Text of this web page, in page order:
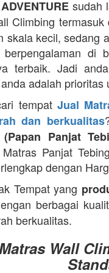
sudah
Climbing termasuk
skala kecil, sedang
di
terbaik. Jadi
adalah prioritas
tempat Jual
dan berkualitas
Panjat
Panjat
dengan
Tempat yang
berbagai
berkualitas.
Wall